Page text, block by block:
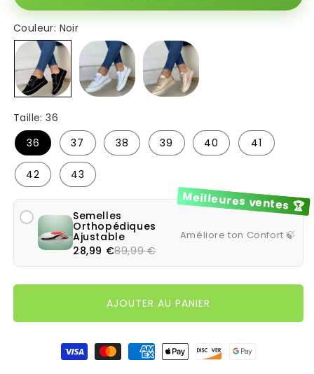
Couleur: Noir
Noir Blanc Or
Taille:36
36
37 38 39 40 41
42 43
Meilleures ventes 🏆
Semelles
Orthopédiques
Ajustable
28,99 €89,99 €
Améliore ton Confort 🍃
AJOUTER AU PANIER
Moyens de paiement